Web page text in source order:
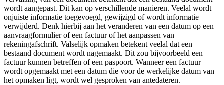
wordt aangepast. Dit kan op verschillende manieren. Veelal wordt
onjuiste informatie toegevoegd, gewijzigd of wordt informatie
verwijderd. Denk hierbij aan het veranderen van een datum op een
aanvraagformulier of een factuur of het aanpassen van
rekeningafschrift. Valselijk opmaken betekent veelal dat een
bestaand document wordt nagemaakt. Dit zou bijvoorbeeld een
factuur kunnen betreffen of een paspoort. Wanneer een factuur
wordt opgemaakt met een datum die voor de werkelijke datum van
het opmaken ligt, wordt wel gesproken van antedateren.